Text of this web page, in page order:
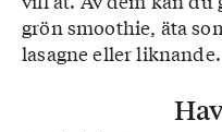
grön smoothie, äta
lasagne eller liknande.